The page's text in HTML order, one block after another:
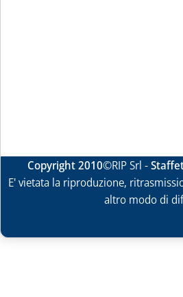
Copyright 2010©RIP Srl -
E' vietata la riproduzione,
altro modo di